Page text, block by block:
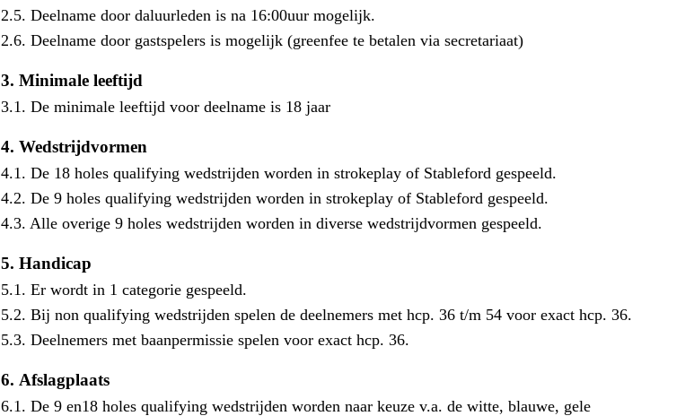
2.5. Deelname door daluurleden is na 16:00uur mogelijk.
2.6. Deelname door gastspelers is mogelijk (greenfee te betalen via secretariaat)
3. Minimale leeftijd
3.1. De minimale leeftijd voor deelname is 18 jaar
4. Wedstrijdvormen
4.1. De 18 holes qualifying wedstrijden worden in strokeplay of Stableford gespeeld.
4.2. De 9 holes qualifying wedstrijden worden in strokeplay of Stableford gespeeld.
4.3. Alle overige 9 holes wedstrijden worden in diverse wedstrijdvormen gespeeld.
5. Handicap
5.1. Er wordt in 1 categorie gespeeld.
5.2. Bij non qualifying wedstrijden spelen de deelnemers met hcp. 36 t/m 54 voor exact hcp. 36.
5.3. Deelnemers met baanpermissie spelen voor exact hcp. 36.
6. Afslagplaats
6.1. De 9 en18 holes qualifying wedstrijden worden naar keuze v.a. de witte, blauwe, gele